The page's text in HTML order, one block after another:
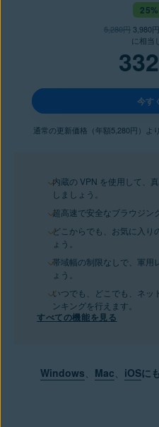
内蔵の VPN を使用して、
しましょう。
超高速で安全なブラウジン
どこからでも、お気に入り
ょう。
帯域幅の制限なしで、軍用
ょう。
いつでも、どこでも、ネッ
ンキングを行えます。
すべての機能を見る
5,280円 3,980
に相当
332
今す
通常の更新価格（年額5,280円）よ
Windows、 Mac、 iOSに